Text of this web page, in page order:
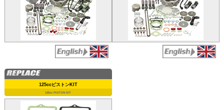
125ccピストンKIT
125cc PISTON KIT